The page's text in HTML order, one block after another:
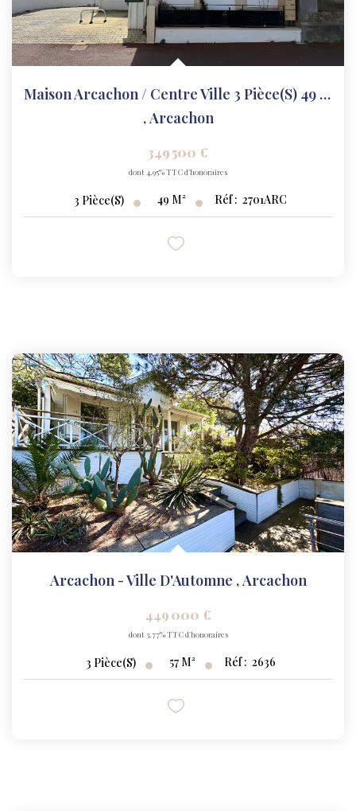
Maison Arcachon / Centre Ville 3 Pièce(s) 49 M2
,Arcachon
349 500 €
dont 4,95% TTC d'honoraires
3 Pièce(s) 49 M² Réf : 2701ARC
Arcachon - Ville D'Automne , Arcachon
449 000 €
dont 3,77% TTC d'honoraires
3 Pièce(s) 57 M² Réf : 2636